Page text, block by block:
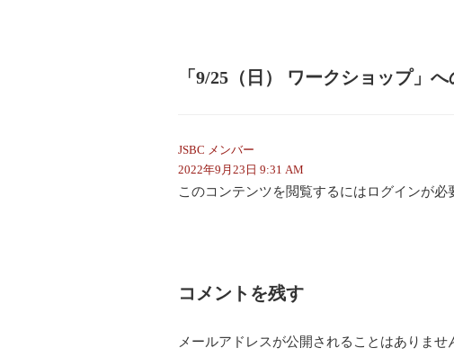
「 9/25（日） ワークショップ」へ
JSBC メンバー
2022年9月23日 9:31 AM
このコンテンツを閲覧するにはログインが必
コメントを残す
メールアドレスが公開されることはありませ